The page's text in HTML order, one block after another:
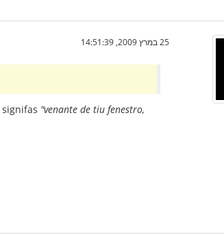
25 במרץ 2009, 14:51:39
signifas "venante de tiu fenestro,